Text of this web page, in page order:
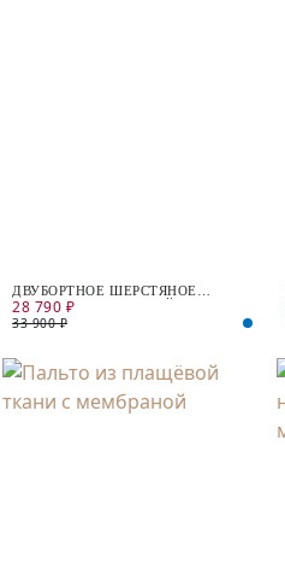
ДВУБОРТНОЕ ШЕРСТЯНОЕ
ПАЛЬТО С МЕМБРАНОЙ
28 790 ₽
33 900 ₽